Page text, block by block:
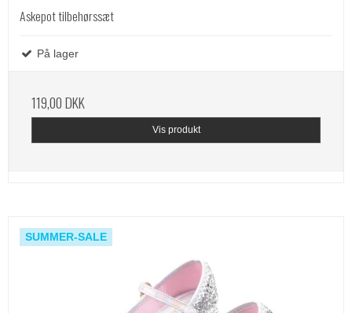
Askepot tilbehørssæt
På lager
119,00 DKK
Vis produkt
SUMMER-SALE